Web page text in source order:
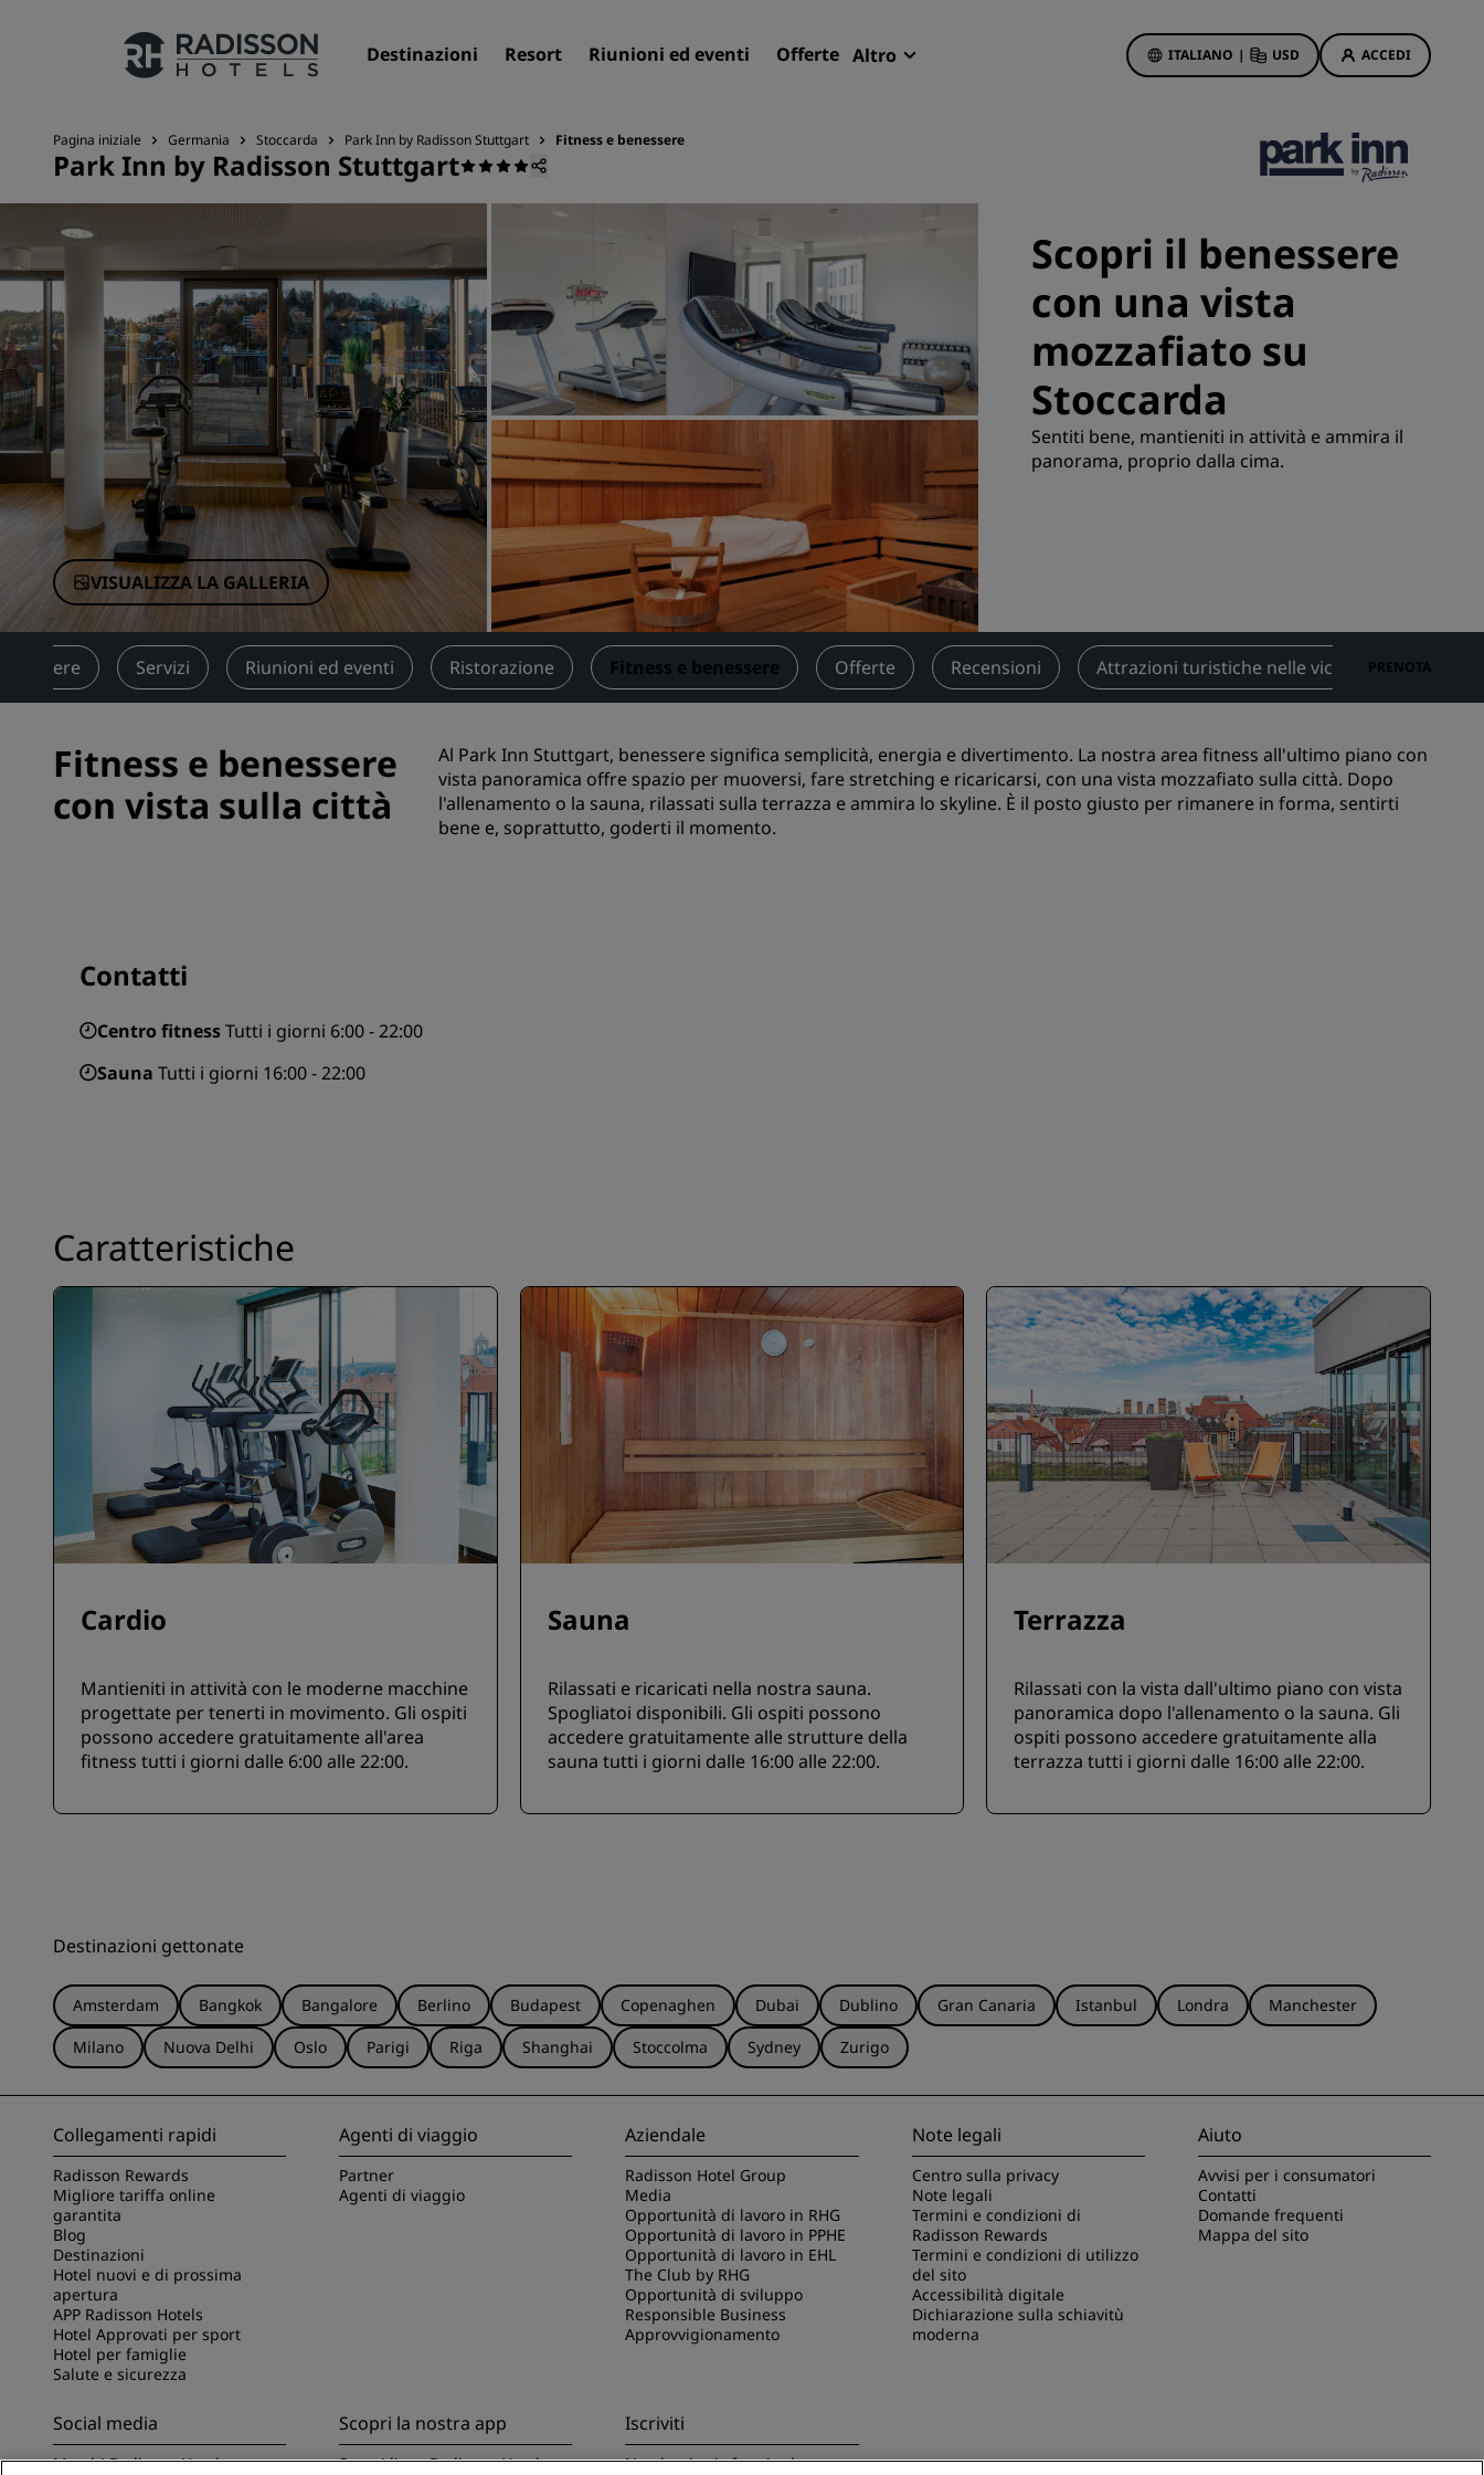
Destinazioni Resort Riunioni ed eventi Offerte Altro ITALIANO | USD ACCEDI
I nostri Marchi
Marchi Radisson Hotels
Marchi affiliati in Cina
Destinazioni
Resort
Residence
Hotel aeroportuali
Hotel nuovi e di prossima
apertura
Scopri Radisson Meetings
Prenota uno spazio per riunioni
Richiedi un preventivo
Destinazioni per eventi
Soluzioni di settore
Cerca voli
Ristorazione
Cerca un ristorante
Offerte di hotel
Per la tua prima prenotazione,
Deals of the Day
Prenota in anticipo
Scopri i nostri pacchetti
Idee di viaggio
Viaggiatore d'affari
Hotel nel centro città
Radisson Rewards
Pagina iniziale Germania Stoccarda Park Inn by Radisson Stuttgart Fitness e benessere
Park Inn by Radisson Stuttgart
VISUALIZZA LA GALLERIA
Scopri il benessere
con una vista
mozzafiato su
Stoccarda
Sentiti bene, mantieniti in attività e ammira il
panorama, proprio dalla cima.
Camere Servizi Riunioni ed eventi Ristorazione Fitness e benessere Offerte Recensioni Attrazioni turistiche nelle vicinanzePRENOTA
Fitness e benessere
con vista sulla città
Al Park Inn Stuttgart, benessere significa semplicità, energia e divertimento. La nostra area fitness all'ultimo piano con
vista panoramica offre spazio per muoversi, fare stretching e ricaricarsi, con una vista mozzafiato sulla città. Dopo
l'allenamento o la sauna, rilassati sulla terrazza e ammira lo skyline. È il posto giusto per rimanere in forma, sentirti
bene e, soprattutto, goderti il momento.
Contatti
Centro fitnessTutti i giorni 6:00 - 22:00
Sauna Tutti i giorni 16:00 - 22:00
Caratteristiche
Cardio
Mantieniti in attività con le moderne macchine
progettate per tenerti in movimento. Gli ospiti
possono accedere gratuitamente all'area
fitness tutti i giorni dalle 6:00 alle 22:00.
Sauna
Rilassati e ricaricati nella nostra sauna.
Spogliatoi disponibili. Gli ospiti possono
accedere gratuitamente alle strutture della
sauna tutti i giorni dalle 16:00 alle 22:00.
Terrazza
Rilassati con la vista dall'ultimo piano con vista
panoramica dopo l'allenamento o la sauna. Gli
ospiti possono accedere gratuitamente alla
terrazza tutti i giorni dalle 16:00 alle 22:00.
Destinazioni gettonate
Amsterdam Bangkok Bangalore Berlino Budapest Copenaghen Dubai Dublino Gran Canaria Istanbul Londra
Manchester
Milano
Nuova Delhi Oslo Parigi Riga Shanghai Stoccolma Sydney Zurigo
Collegamenti rapidi
Radisson Rewards
Migliore tariffa online
garantita
Blog
Destinazioni
Hotel nuovi e di prossima
apertura
APP Radisson Hotels
Hotel Approvati per sport
Hotel per famiglie
Salute e sicurezza
Agenti di viaggio
Partner
Agenti di viaggio
Aziendale
Radisson Hotel Group
Media
Opportunità di lavoro in RHG
Opportunità di lavoro in PPHE
Opportunità di lavoro in EHL
The Club by RHG
Opportunità di sviluppo
Responsible Business
Approvvigionamento
Note legali
Centro sulla privacy
Note legali
Termini e condizioni di
Radisson Rewards
Termini e condizioni di utilizzo
del sito
Accessibilità digitale
Dichiarazione sulla schiavitù
moderna
Aiuto
Avvisi per i consumatori
Contatti
Domande frequenti
Mappa del sito
Social media
Marchi Radisson Hotels
Scopri la nostra app
Scopri l'app Radisson Hotels
Iscriviti
Non lasciarti sfuggire le nostre